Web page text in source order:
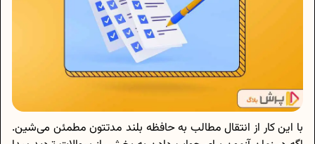
با این کار از انتقال مطالب به حافظه بلند مدتتون مطمئن می‌شین.